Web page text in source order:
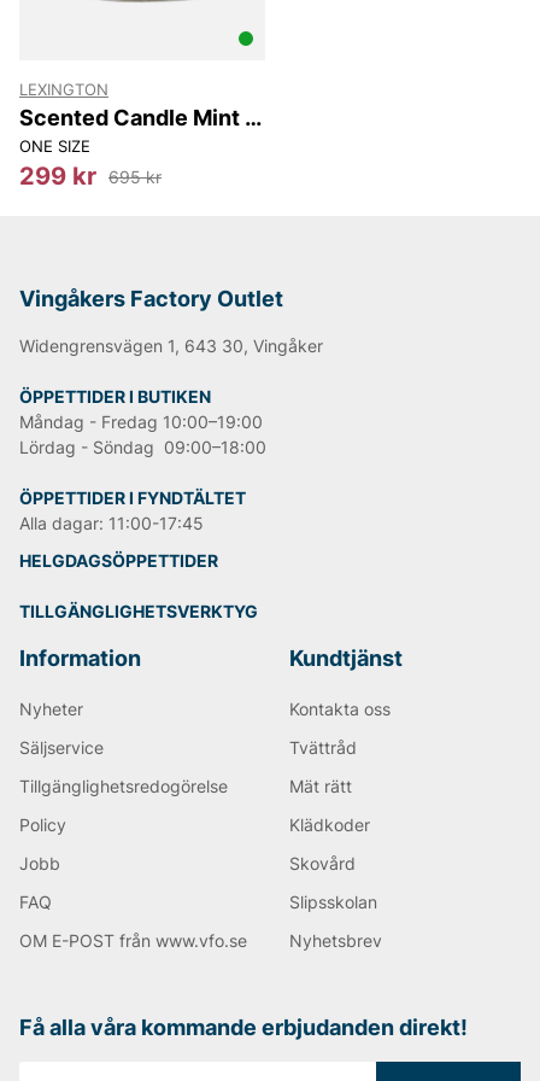
LEXINGTON
Scented Candle Mint &
Lemon
ONE SIZE
299 kr 695 kr
Vingåkers Factory Outlet
Widengrensvägen 1, 643 30, Vingåker
ÖPPETTIDER I BUTIKEN
Måndag - Fredag 10:00–19:00
Lördag - Söndag 09:00–18:00
ÖPPETTIDER I FYNDTÄLTET
Alla dagar: 11:00-17:45
HELGDAGSÖPPETTIDER
TILLGÄNGLIGHETSVERKTYG
Information
Nyheter
Säljservice
Tillgänglighetsredogörelse
Policy
Jobb
FAQ
OM E-POST från www.vfo.se
Kundtjänst
Kontakta oss
Tvättråd
Mät rätt
Klädkoder
Skovård
Slipsskolan
Nyhetsbrev
Få alla våra kommande erbjudanden direkt!